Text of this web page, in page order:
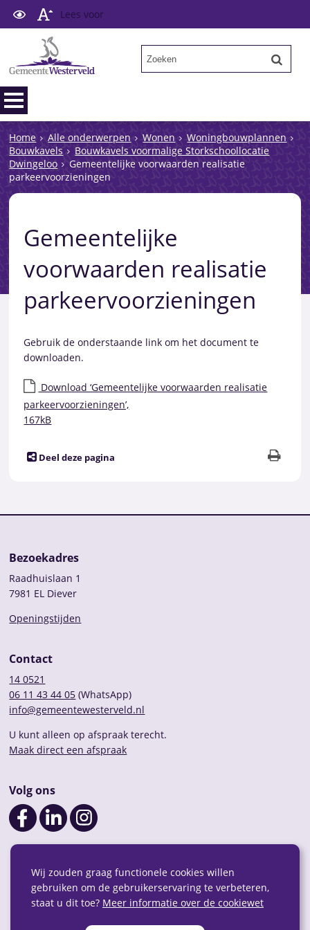
Wij zouden graag functionele cookies willen
gebruiken om de gebruikerservaring te verbeteren,
staat u dit toe? Meer informatie over de cookiewet
Lees voor
Home Alle onderwerpen Wonen
Woningbouwplannen
Bouwkavels
Bouwkavels voormalige Storkschoollocatie
Dwingeloo
Gemeentelijke voorwaarden realisatie
parkeervoorzieningen
Gemeentelijke
voorwaarden realisatie
parkeervoorzieningen
Gebruik de onderstaande link om het document te
downloaden.
Download ‘Gemeentelijke voorwaarden realisatie
parkeervoorzieningen’,
167kB
Deel deze pagina
Bezoekadres
Raadhuislaan 1
7981 EL Diever
Openingstijden
Contact
14 0521
06 11 43 44 05 (WhatsApp)
info@gemeentewesterveld.nl
U kunt alleen op afspraak terecht.
Maak direct een afspraak
Volg ons